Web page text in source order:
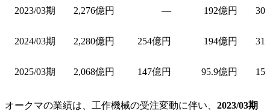
2023/03期 2,276億円 — 192億円
2024/03期 2,280億円 254億円 194億円
2025/03期 2,068億円 147億円 95.9億円
オークマの業績は、工作機械の受注変動に伴い、 2023/03期